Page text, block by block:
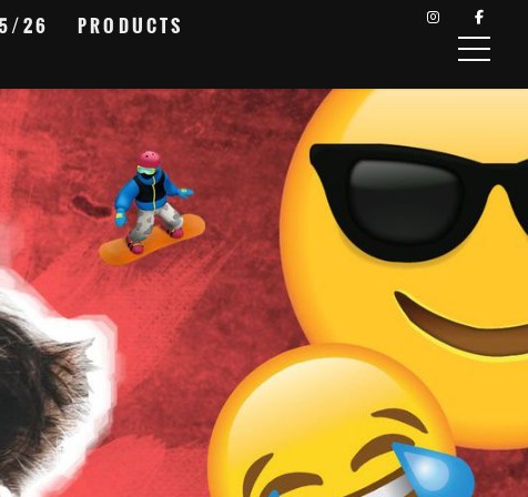
26
PRODUCTS